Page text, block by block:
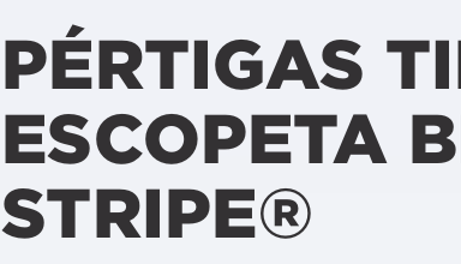
PÉRTIGAS
ESCOPETA
STRIPE®